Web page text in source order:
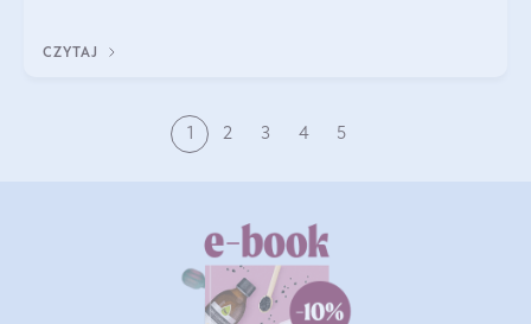
CZYTAJ
1 2 3 4 5